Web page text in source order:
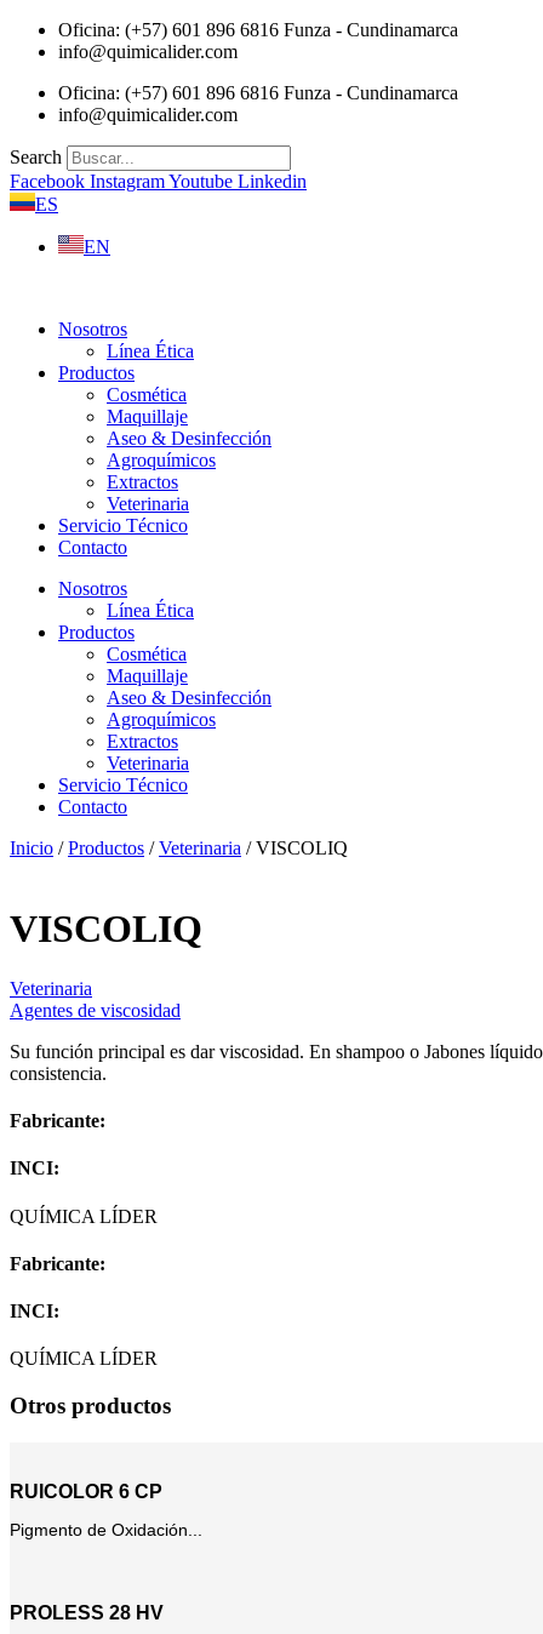
Saltar
Oficina: (+57) 601 896 6816 Funza - Cundinamarca
info@quimicalider.com
Oficina: (+57) 601 896 6816 Funza - Cundinamarca
info@quimicalider.com
Search
Facebook InstagramYoutube Linkedin
ES
EN
Nosotros
Línea Ética
Productos
Cosmética
Maquillaje
Aseo & Desinfección
Agroquímicos
Extractos
Veterinaria
Servicio Técnico
Contacto
Nosotros
Línea Ética
Productos
Cosmética
Maquillaje
Aseo & Desinfección
Agroquímicos
Extractos
Veterinaria
Servicio Técnico
Contacto
Inicio /Productos /Veterinaria / VISCOLIQ
VISCOLIQ
Veterinaria
Agentes de viscosidad
Su función principal es dar viscosidad. En shampoo o Jabones
consistencia.
Fabricante:
INCI:
QUÍMICA LÍDER
Fabricante:
INCI:
QUÍMICA LÍDER
Otros productos
RUICOLOR 6 CP
Pigmento de Oxidación...
PROLESS 28 HV